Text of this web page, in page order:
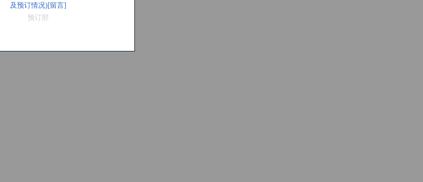
及预订情况)[留言]
预订部